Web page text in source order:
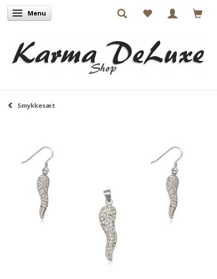
Skifte navigation
Menu
Smykkesæt